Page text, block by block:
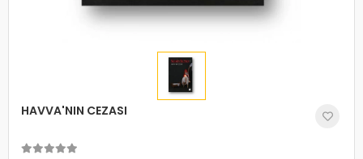
HAVVA'NIN CEZASI